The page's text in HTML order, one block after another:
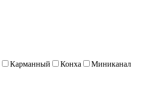
Карманный Конха
Миниканал